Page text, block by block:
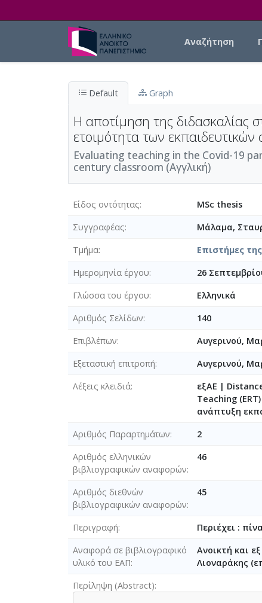
Αναζήτηση
Default Graph
Η αποτίμηση της
ετοιμότητα των
Evaluating teaching in the Covid-19
century classroom (Αγγλική)
Είδος οντότητας
MSc thesis
Συγγραφέας
Μάλαμα,
Τμήμα
Επιστήμες
Ημερομηνία έργου
26
Γλώσσα του έργου
Ελληνικά
Αριθμός Σελίδων
140
Επιβλέπων
Αυγερινού,
Εξεταστική επιτροπή
Αυγερινού,
Λέξεις κλειδιά
εξΑΕ |
Teaching
ανάπτυξη
Αριθμός Παραρτημάτων
2
Αριθμός ελληνικών
βιβλιογραφικών αναφορών
46
Αριθμός διεθνών
βιβλιογραφικών αναφορών
45
Περιγραφή
Περιέχει :
Αναφορά σε βιβλιογραφικό
υλικό του ΕΑΠ
Ανοικτή και
Λιοναράκης
Περίληψη (Abstract)